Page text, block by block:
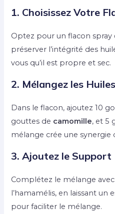
1. Choisissez Votre
Optez pour un flacon
préserver l’intégrité des
vous qu’il est propre et sec.
2. Mélangez les
Dans le flacon, ajoutez 10
gouttes de camomille, et 5
mélange crée une synergie
3. Ajoutez le Support
Complétez le mélange avec
l’hamamélis, en laissant un
pour faciliter le mélange.